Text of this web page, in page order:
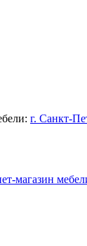
г. Санкт-